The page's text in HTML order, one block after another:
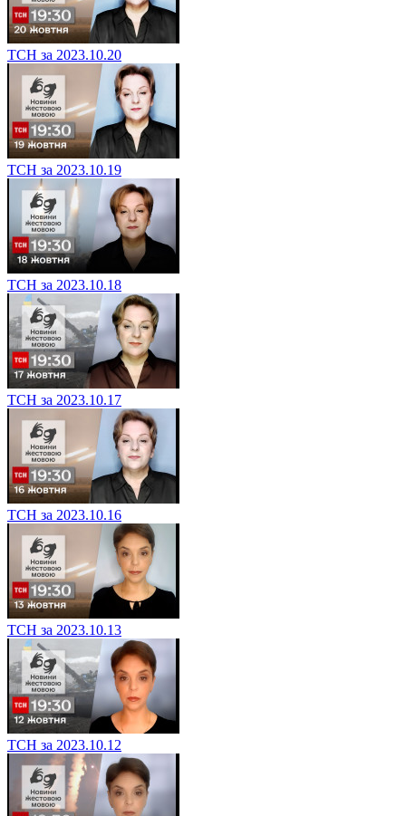
ТСН за 2023.10.20
ТСН за 2023.10.19
ТСН за 2023.10.18
ТСН за 2023.10.17
ТСН за 2023.10.16
ТСН за 2023.10.13
ТСН за 2023.10.12